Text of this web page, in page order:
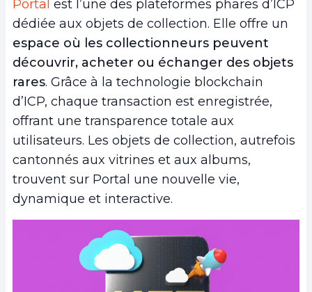
Portal est l’une des plateformes phares d’ICP
dédiée aux objets de collection. Elle offre un
espace où les collectionneurs peuvent
découvrir, acheter ou échanger des objets
rares. Grâce à la technologie blockchain
d’ICP, chaque transaction est enregistrée,
offrant une transparence totale aux
utilisateurs. Les objets de collection, autrefois
cantonnés aux vitrines et aux albums,
trouvent sur Portal une nouvelle vie,
dynamique et interactive.